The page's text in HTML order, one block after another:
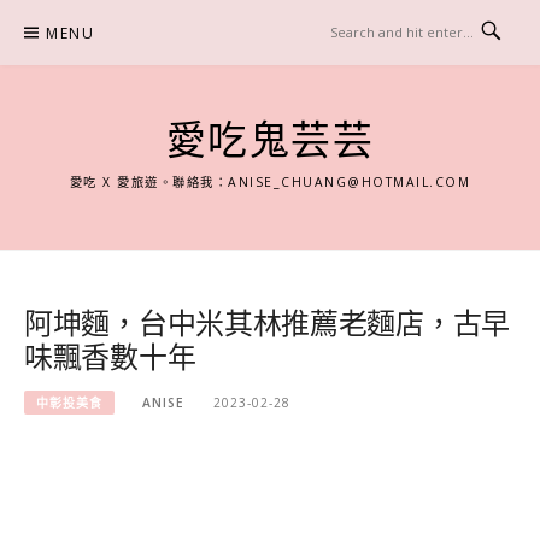
content
MENU
愛吃鬼芸芸
愛吃 X 愛旅遊。聯絡我：ANISE_CHUANG@HOTMAIL.COM
阿坤麵，台中米其林推薦老麵店，古早
味飄香數十年
中彰投美食 ANISE 2023-02-28